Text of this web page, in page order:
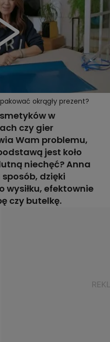
okrągły prezent?
w
czy gier
Wam problemu,
jest koło
niechęć? Anna
dzięki
wysiłku, efektownie
czy butelkę.